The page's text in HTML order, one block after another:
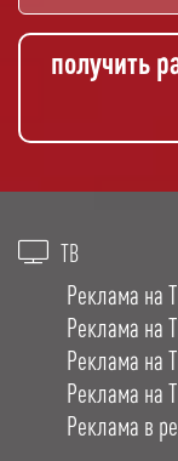
ТВ
Реклама на
Реклама на
Реклама на
Реклама на
Реклама в